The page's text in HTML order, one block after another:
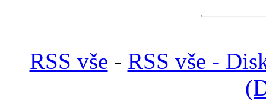
RSS vše - RSS vše -